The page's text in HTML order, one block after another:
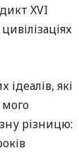
XVI
які
мого
різницю: